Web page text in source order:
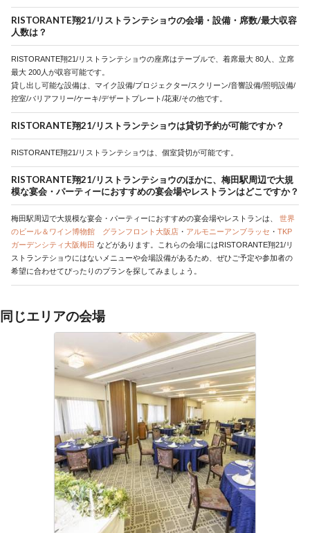
RISTORANTE翔21/リストランテショウの会場・設備・席数/最大収容
人数は？
RISTORANTE翔21/リストランテショウの座席はテーブルで、着席最大 80人、立席
最大 200人が収容可能です。
貸し出し可能な設備は、マイク設備/プロジェクター/スクリーン/音響設備/照明設備/
控室/バリアフリー/ケーキ/デザートプレート/花束/その他です。
RISTORANTE翔21/リストランテショウは貸切予約が可能ですか？
RISTORANTE翔21/リストランテショウは、個室貸切が可能です。
RISTORANTE翔21/リストランテショウのほかに、梅田駅周辺で大規
模な宴会・パーティーにおすすめの宴会場やレストランはどこですか？
梅田駅周辺で大規模な宴会・パーティーにおすすめの宴会場やレストランは、 世界
のビール＆ワイン博物館 グランフロント大阪店 ・ アルモニーアンブラッセ ・ TKP
ガーデンシティ大阪梅田 などがあります。これらの会場にはRISTORANTE翔21/リ
ストランテショウにはないメニューや会場設備があるため、ぜひご予定や参加者の
希望に合わせてぴったりのプランを探してみましょう。
同じエリアの会場